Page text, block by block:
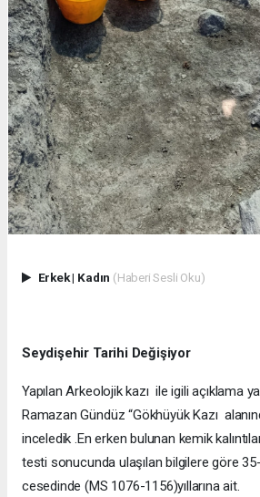
Erkek| Kadın (Haberi Sesli Oku)
Seydişehir Tarihi Değişiyor
Yapılan Arkeolojik kazı ile igili açıklama
Ramazan Gündüz “Gökhüyük Kazı
inceledik .En erken bulunan kemik
testi sonucunda ulaşılan bilgilere göre
cesedinde (MS 1076-1156)yıllarına ait.